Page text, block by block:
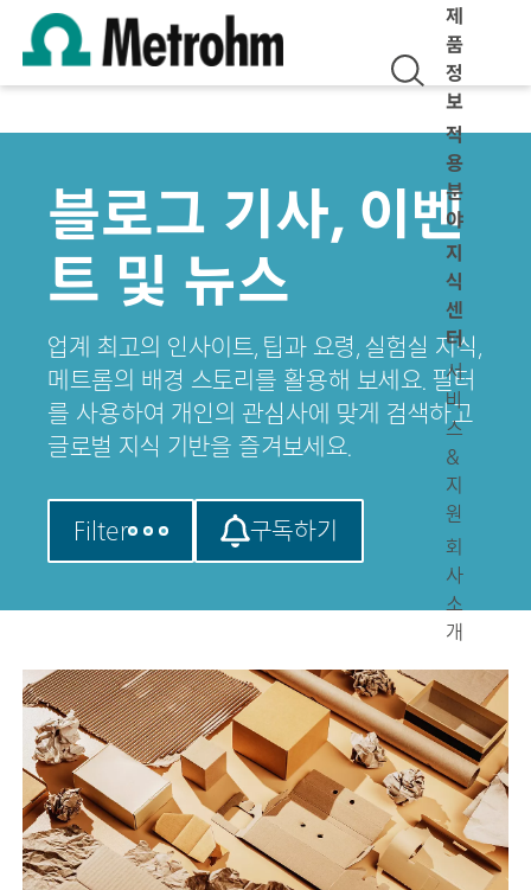
제
품
정
보
적
용
분
야
지
식
센
터
서
비
스
&
지
원
회
사
소
개
블로그 기사, 이벤
트 및 뉴스
업계 최고의 인사이트, 팁과 요령, 실험실 지식,
메트롬의 배경 스토리를 활용해 보세요. 필터
를 사용하여 개인의 관심사에 맞게 검색하고
글로벌 지식 기반을 즐겨보세요.
Filter 구독하기